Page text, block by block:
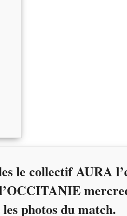
le collectif AURA
photos du match.